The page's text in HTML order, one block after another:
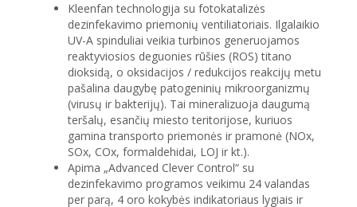
Kleenfan technologija su fotokatalizės
dezinfekavimo priemonių ventiliatoriais. Ilgalaikio
UV-A spinduliai veikia turbinos generuojamos
reaktyviosios deguonies rūšies (ROS) titano
dioksidą, o oksidacijos / redukcijos reakcijų metu
pašalina daugybę patogeninių mikroorganizmų
(virusų ir bakterijų). Tai mineralizuoja daugumą
teršalų, esančių miesto teritorijose, kuriuos
gamina transporto priemonės ir pramonė (NOx,
SOx, COx, formaldehidai, LOJ ir kt.).
Apima „Advanced Clever Control“ su
dezinfekavimo programos veikimu 24 valandas
per parą, 4 oro kokybės indikatoriaus lygiais ir